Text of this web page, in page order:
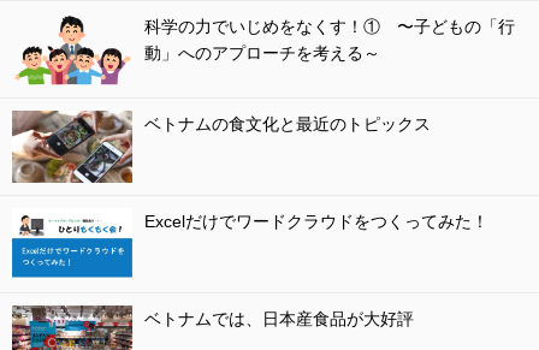
科学の力でいじめをなくす！① 〜子どもの「行
動」へのアプローチを考える～
ベトナムの食文化と最近のトピックス
Excelだけでワードクラウドをつくってみた！
ベトナムでは、日本産食品が大好評